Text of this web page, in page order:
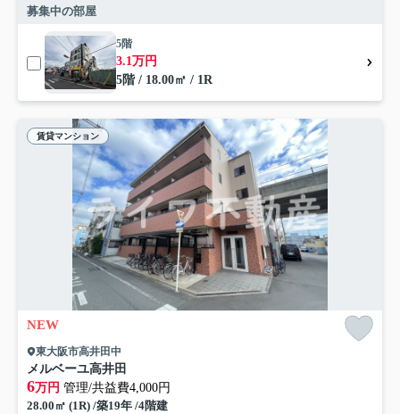
募集中の部屋
5階
3.1万円
5階 / 18.00㎡ / 1R
賃貸マンション
NEW
東大阪市高井田中
メルベーユ高井田
6万円 管理/共益費4,000円
28.00㎡ (1R) /築19年 /4階建